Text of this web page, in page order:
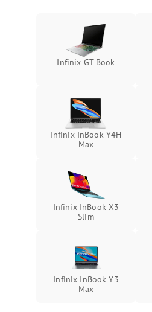
оперативной памяти:
вылеты приложений,
синие экраны
Infinix GT Book
Infinix InBook Y4H
Max
Infinix InBook X3
Slim
Infinix InBook Y3
Max